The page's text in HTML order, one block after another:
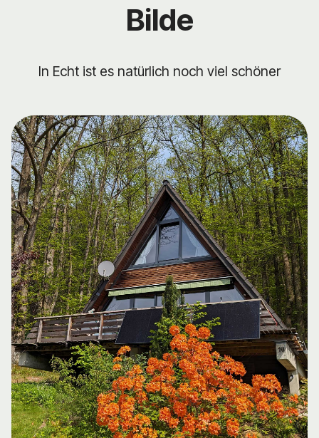
Bilde
In Echt ist es natürlich noch viel schöner